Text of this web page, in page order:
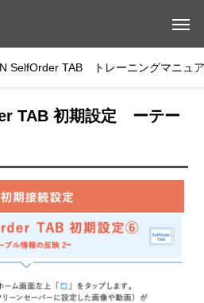
SelfOrder TAB トレーニングマニュ
TAB 初期設定 ーテー